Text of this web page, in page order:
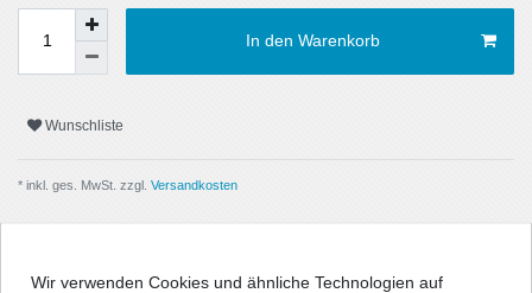
In den Warenkorb
Wunschliste
* inkl. ges. MwSt. zzgl. Versandkosten
Wir verwenden Cookies und ähnliche Technologien auf